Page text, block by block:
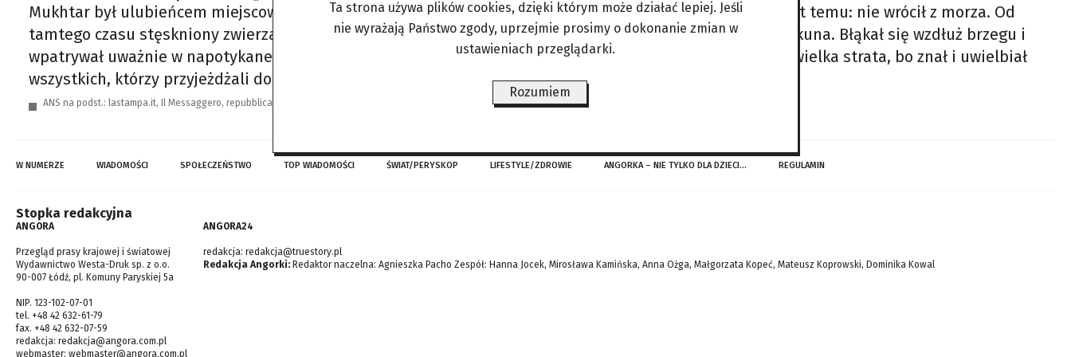
Mukhtar był ulubieńcem miejscowych i turystów. Jego panem był ratownik, który stracił życie dwanaście lat temu: nie wrócił z morza. Od
tamtego czasu stęskniony zwierzak nie przestawał kręcić się w rejonie nabrzeża, wypatrując powrotu opiekuna. Błąkał się wzdłuż brzegu i
wpatrywał uważnie w napotykane postaci. Dziś w pejzażu nadmorskim brakuje jego sylwetki: – To dla nas wielka strata, bo znał i uwielbiał
wszystkich, którzy przyjeżdżali do naszego
ANS na podst.: lastampa.it, Il Messaggero, repubblica.it, imieianimali.it, tg24.sky.it, Facebook, corriere.it
W NUMERZE WIADOMOŚCI SPOŁECZEŃSTWO TOP WIADOMOŚCI ŚWIAT/PERYSKOP LIFESTYLE/ZDROWIE ANGORKA – NIE TYLKO DLA DZIECI… REGULAMIN
Stopka redakcyjna
ANGORA
Przegląd prasy krajowej i światowej
Wydawnictwo Westa-Druk sp. z o.o.
90-007 Łódź, pl. Komuny Paryskiej 5a
NIP. 123-102-07-01
tel. +48 42 632-61-79
fax. +48 42 632-07-59
redakcja: redakcja@angora.com.pl
webmaster: webmaster@angora.com.pl
ANGORA24
redakcja: redakcja@truestory.pl
Redakcja Angorki: Redaktor naczelna: Agnieszka Pacho Zespół: Hanna Jocek, Mirosława Kamińska, Anna Ożga, Małgorzata Kopeć, Mateusz Koprowski, Dominika Kowal
Ta strona używa plików cookies, dzięki którym może działać lepiej. Jeśli
nie wyrażają Państwo zgody, uprzejmie prosimy o dokonanie zmian w
ustawieniach przeglądarki.
Rozumiem